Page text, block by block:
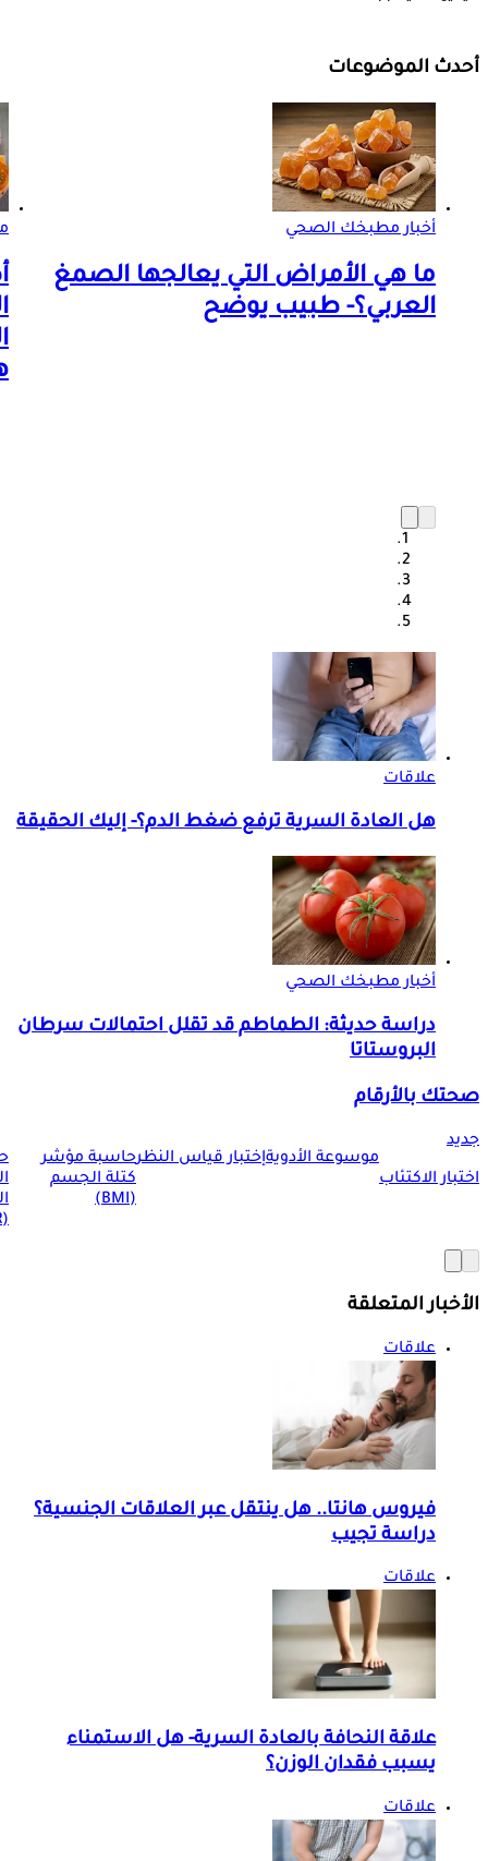
أحدث الموضوعات
أخبار مطبخك الصحي
ما هي الأمراض التي يعالجها الصمغ
العربي؟- طبيب يوضح
علاقات
هل العادة السرية ترفع ضغط الدم؟- إليك الحقيقة
أخبار مطبخك الصحي
دراسة حديثة: الطماطم قد تقلل احتمالات سرطان
البروستاتا
صحتك بالأرقام
جديد
اختبار الاكتئاب
موسوعة الأدويةإختبار قياس النظرحاسبة مؤشر
كتلة الجسم
(BMI)
(BMR)
الأخبار المتعلقة
علاقات
فيروس هانتا.. هل ينتقل عبر العلاقات الجنسية؟
دراسة تجيب
علاقات
علاقة النحافة بالعادة السرية- هل الاستمناء
يسبب فقدان الوزن؟
علاقات